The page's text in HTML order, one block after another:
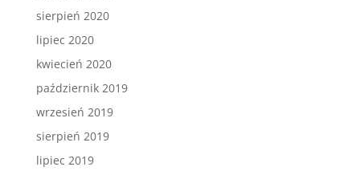
sierpień 2020
lipiec 2020
kwiecień 2020
październik 2019
wrzesień 2019
sierpień 2019
lipiec 2019